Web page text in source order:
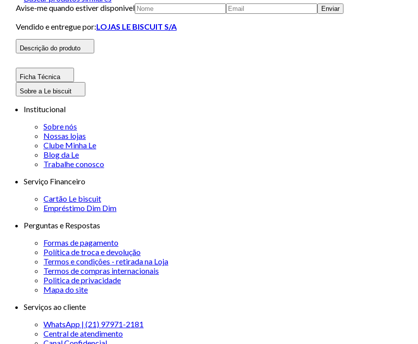
Avise-me quando estiver disponivel
Enviar
Vendido e entregue por:LOJAS LE BISCUIT S/A
Descrição do produto
Ficha Técnica
Sobre a Le biscuit
Institucional
Sobre nós
Nossas lojas
Clube Minha Le
Blog da Le
Trabalhe conosco
Serviço Financeiro
Cartão Le biscuit
Empréstimo Dim Dim
Perguntas e Respostas
Formas de pagamento
Política de troca e devolução
Termos e condições - retirada na Loja
Termos de compras internacionais
Politica de privacidade
Mapa do site
Serviços ao cliente
WhatsApp | (21) 97971-2181
Central de atendimento